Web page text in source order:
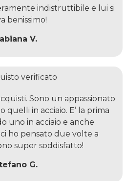
indistruttibile e lui si
benissimo!
V.
verificato
Sono un appassionato
in acciaio. E’ la prima
uno in acciaio e anche
ho pensato due volte a
super soddisfatto!
G.